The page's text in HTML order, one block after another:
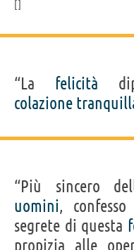
“La felicità
colazione
“Più sincero
uomini,
segrete di questa
propizia alle